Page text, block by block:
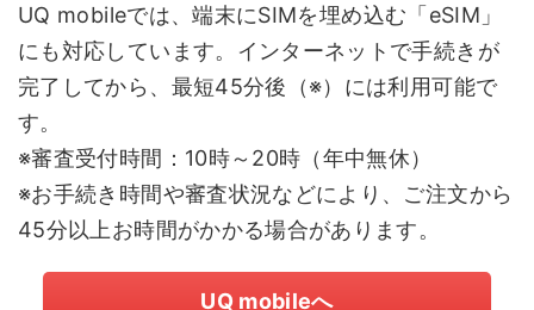
UQ mobileでは、端末にSIMを埋め込む「eSIM」
にも対応しています。インターネットで手続きが
完了してから、最短45分後（※）には利用可能で
す。
※審査受付時間：10時～20時（年中無休）
※お手続き時間や審査状況などにより、ご注文から
45分以上お時間がかかる場合があります。
UQ mobileへ